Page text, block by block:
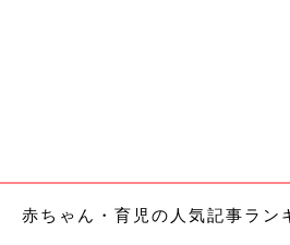
――感情の変化には、何か大きな出来
しょうか？
赤ちゃん・育児の人気記事ラン